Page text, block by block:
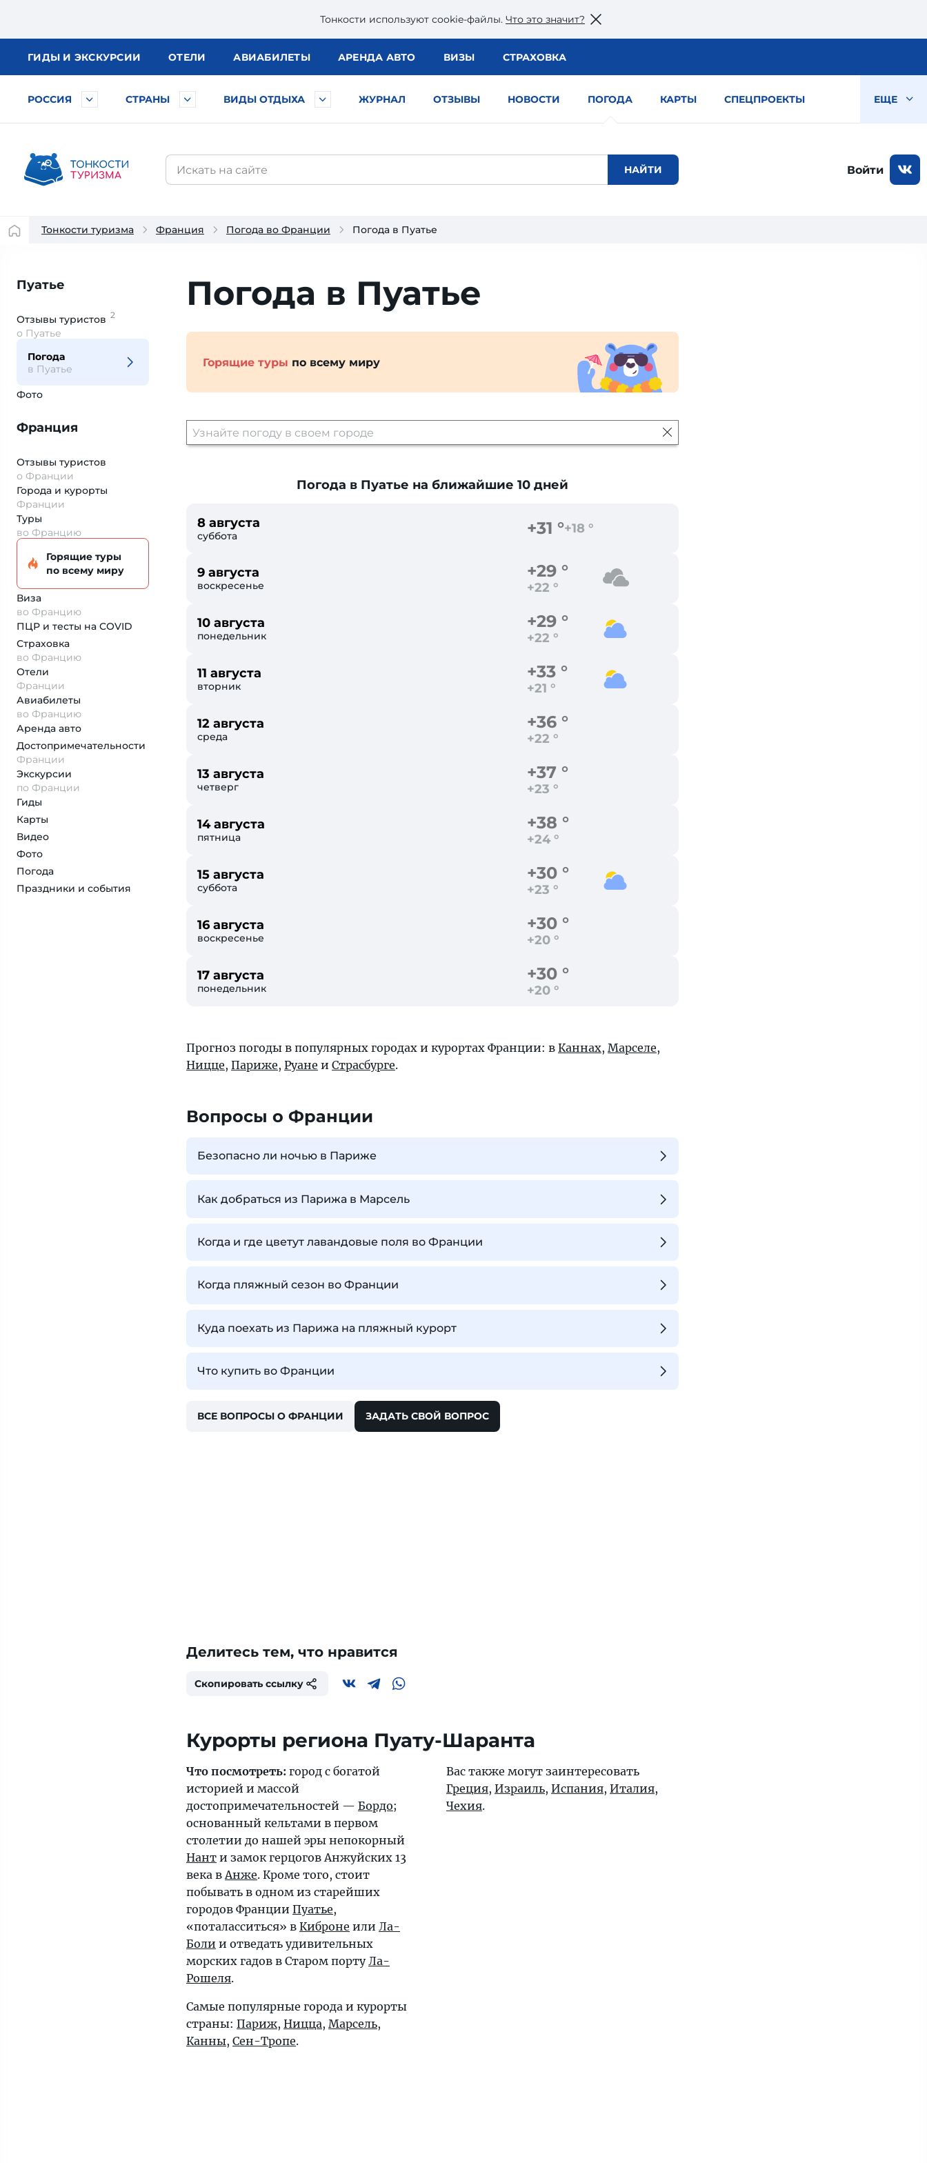
Тонкости используют сookie-файлы. Что это значит?
ГИДЫ И ЭКСКУРСИИ ОТЕЛИ АВИАБИЛЕТЫ АРЕНДА АВТО ВИЗЫ СТРАХОВКА
РОССИЯ СТРАНЫ ВИДЫ ОТДЫХА ЖУРНАЛ ОТЗЫВЫ НОВОСТИ ПОГОДА КАРТЫ СПЕЦПРОЕКТЫ ЕЩЕ
Войти
Тонкости туризма Франция Погода во Франции Погода в Пуатье
Пуатье
Отзывы туристов 2
о Пуатье
Погода
в Пуатье
Фото
Франция
Отзывы туристов
о Франции
Города и курорты
Франции
Туры
во Францию
Горящие туры
по всему миру
Виза
во Францию
ПЦР и тесты на COVID
Страховка
во Францию
Отели
Франции
Авиабилеты
во Францию
Аренда авто
Достопримеча­тельности
Франции
Экскурсии
по Франции
Гиды
Карты
Видео
Фото
Погода
Праздники и события
Погода в Пуатье
Горящие туры по всему миру
Погода в Пуатье на ближайшие 10 дней
8 августа
суббота +31 °+18 °
9 августа
воскресенье
+29 °
+22 °
10 августа
понедельник
+29 °
+22 °
11 августа
вторник
+33 °
+21 °
12 августа
среда
+36 °
+22 °
13 августа
четверг
+37 °
+23 °
14 августа
пятница
+38 °
+24 °
15 августа
суббота
+30 °
+23 °
16 августа
воскресенье
+30 °
+20 °
17 августа
понедельник
+30 °
+20 °
Прогноз погоды в популярных городах и курортах Франции: в Каннах, Марселе,
Ницце, Париже, Руане и Страсбурге.
Вопросы о Франции
Безопасно ли ночью в Париже
Как добраться из Парижа в Марсель
Когда и где цветут лавандовые поля во Франции
Когда пляжный сезон во Франции
Куда поехать из Парижа на пляжный курорт
Что купить во Франции
ВСЕ ВОПРОСЫ О ФРАНЦИИ ЗАДАТЬ СВОЙ ВОПРОС
Делитесь тем, что нравится
Скопировать ссылку
Курорты региона Пуату-Шаранта
Что посмотреть: город с богатой
историей и массой
достопримечательностей — Бордо;
основанный кельтами в первом
столетии до нашей эры непокорный
Нант и замок герцогов Анжуйских 13
века вАнже. Кроме того, стоит
побывать в одном из старейших
городов Франции Пуатье,
«поталасситься» в Киброне или Ла-
Боли и отведать удивительных
морских гадов в Старом портуЛа-
Рошеля.
Вас также могут заинтересовать
Греция, Израиль, Испания, Италия,
Чехия.
Самые популярные города и курорты
страны: Париж, Ницца, Марсель,
Канны, Сен-Тропе.